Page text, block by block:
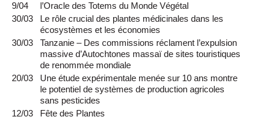
9/04
l’Oracle des Totems du Monde Végétal
30/03
Le rôle crucial des plantes médicinales dans les
écosystèmes et les économies
30/03
Tanzanie – Des commissions réclament l’expulsion
massive d’Autochtones massaï de sites touristiques
de renommée mondiale
20/03
Une étude expérimentale menée sur 10 ans montre
le potentiel de systèmes de production agricoles
sans pesticides
12/03
Fête des Plantes